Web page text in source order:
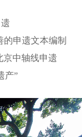
申遗文本编制
京中轴线申遗
产”